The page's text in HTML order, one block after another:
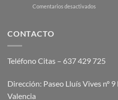
Comentarios desactivados
CONTACTO
Teléfono Citas – 637 429 725
Dirección: Paseo Lluís Vives nº
Valencia